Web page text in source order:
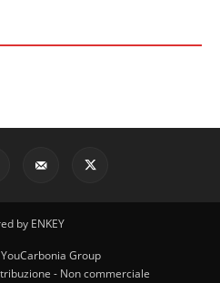
by ENKEY
Group
- Non commerciale